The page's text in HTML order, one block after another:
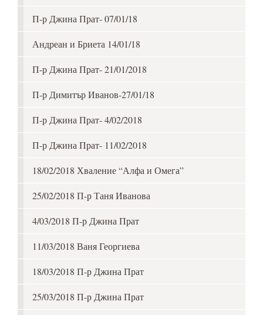
П-р Джина Прат- 07/01/18
Андреан и Бриета 14/01/18
П-р Джина Прат- 21/01/2018
П-р Димитър Иванов-27/01/18
П-р Джина Прат- 4/02/2018
П-р Джина Прат- 11/02/2018
18/02/2018 Хваление “Алфа и Омега”
25/02/2018 П-р Таня Иванова
4/03/2018 П-р Джина Прат
11/03/2018 Ваня Георгиева
18/03/2018 П-р Джина Прат
25/03/2018 П-р Джина Прат